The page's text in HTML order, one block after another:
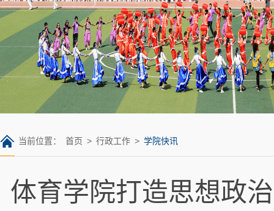
当前位置： 首页 > 行政工作 > 学院快讯
体育学院打造思想政